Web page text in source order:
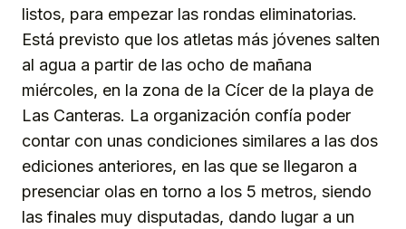
listos, para empezar las rondas eliminatorias.
Está previsto que los atletas más jóvenes salten
al agua a partir de las ocho de mañana
miércoles, en la zona de la Cícer de la playa de
Las Canteras. La organización confía poder
contar con unas condiciones similares a las dos
ediciones anteriores, en las que se llegaron a
presenciar olas en torno a los 5 metros, siendo
las finales muy disputadas, dando lugar a un